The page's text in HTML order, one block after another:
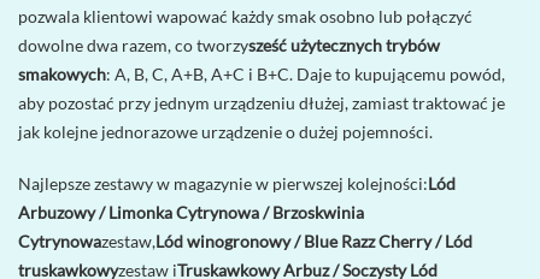
pozwala klientowi wapować każdy smak osobno lub połączyć
dowolne dwa razem, co tworzysześć użytecznych trybów
smakowych: A, B, C, A+B, A+C i B+C. Daje to kupującemu powód,
aby pozostać przy jednym urządzeniu dłużej, zamiast traktować je
jak kolejne jednorazowe urządzenie o dużej pojemności.
Najlepsze zestawy w magazynie w pierwszej kolejności:Lód
Arbuzowy / Limonka Cytrynowa / Brzoskwinia
Cytrynowazestaw,Lód winogronowy / Blue Razz Cherry / Lód
truskawkowyzestaw iTruskawkowy Arbuz / Soczysty Lód